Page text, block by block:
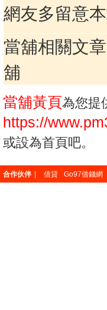
網友多留意
當舖相關文章
舖
當舖黃頁為您提
https://
或設為首頁吧。
合作伙伴 借貸 Go97借錢網